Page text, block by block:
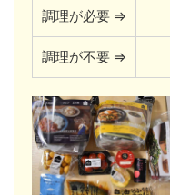
調理が必要 ⇒
調理が不要 ⇒